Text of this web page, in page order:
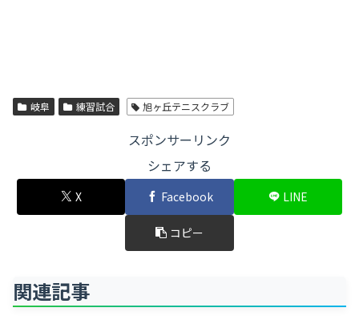
岐阜 練習試合 旭ヶ丘テニスクラブ
スポンサーリンク
シェアする
X Facebook LINE
コピー
関連記事